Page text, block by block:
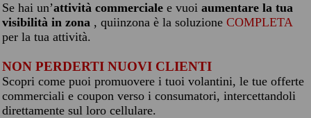
Se hai un’attività commerciale e vuoi aumentare la tua
visibilità in zona , quiinzona è la soluzione COMPLETA
per la tua attività.
NON PERDERTI NUOVI CLIENTI
Scopri come puoi promuovere i tuoi volantini, le tue offerte
commerciali e coupon verso i consumatori, intercettandoli
direttamente sul loro cellulare.